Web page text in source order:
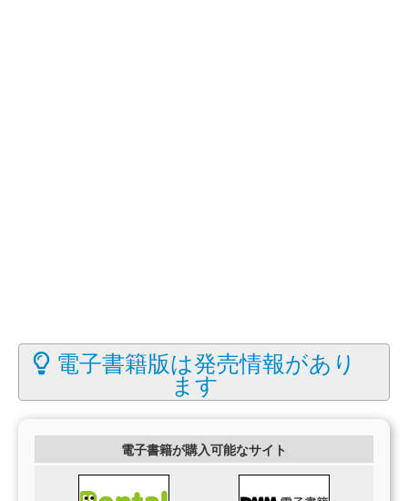
電子書籍版は発売情報があり
ます
電子書籍が購入可能なサイト